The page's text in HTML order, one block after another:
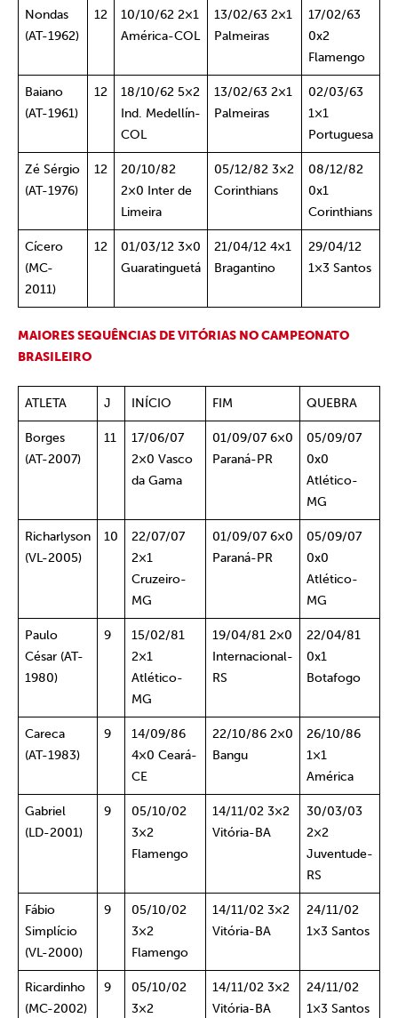
Nondas
(AT-1962)
12
10/10/62 2×1
América-COL
13/02/63 2×1
Palmeiras
17/02/63
0x2
Flamengo
Baiano
(AT-1961)
12
18/10/62 5×2
Ind. Medellín-
COL
13/02/63 2×1
Palmeiras
02/03/63
1×1
Portuguesa
Zé Sérgio
(AT-1976)
12
20/10/82
2×0 Inter de
Limeira
05/12/82 3×2
Corinthians
08/12/82
0x1
Corinthians
Cícero
(MC-
2011)
12
01/03/12 3×0
Guaratinguetá
21/04/12 4×1
Bragantino
29/04/12
1×3 Santos
MAIORES SEQUÊNCIAS DE VITÓRIAS NO CAMPEONATO
BRASILEIRO
ATLETA J INÍCIO FIM QUEBRA
Borges
(AT-2007)
11
17/06/07
2×0 Vasco
da Gama
01/09/07 6×0
Paraná-PR
05/09/07
0x0
Atlético-
MG
Richarlyson
(VL-2005)
10
22/07/07
2×1
Cruzeiro-
MG
01/09/07 6×0
Paraná-PR
05/09/07
0x0
Atlético-
MG
Paulo
César (AT-
1980)
9
15/02/81
2×1
Atlético-
MG
19/04/81 2×0
Internacional-
RS
22/04/81
0x1
Botafogo
Careca
(AT-1983)
9
14/09/86
4×0 Ceará-
CE
22/10/86 2×0
Bangu
26/10/86
1×1
América
Gabriel
(LD-2001)
9
05/10/02
3×2
Flamengo
14/11/02 3×2
Vitória-BA
30/03/03
2×2
Juventude-
RS
Fábio
Simplício
(VL-2000)
9
05/10/02
3×2
Flamengo
14/11/02 3×2
Vitória-BA
24/11/02
1×3 Santos
Ricardinho
(MC-2002)
9
05/10/02
3×2
14/11/02 3×2
Vitória-BA
24/11/02
1×3 Santos